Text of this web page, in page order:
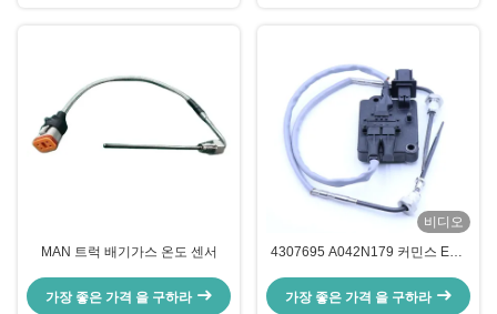
MAN 트럭 배기가스 온도 센서
가장 좋은 가격 을 구하라
비디오
4307695 A042N179 커민스 EGT
서
가장 좋은 가격 을 구하라